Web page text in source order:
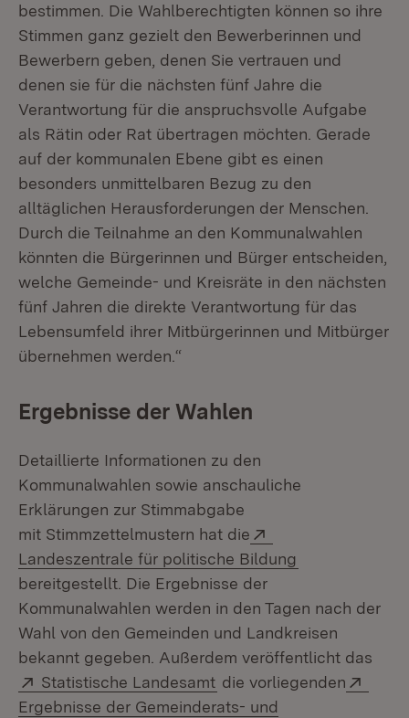
bestimmen. Die Wahlberechtigten können so ihre
Stimmen ganz gezielt den Bewerberinnen und
Bewerbern geben, denen Sie vertrauen und
denen sie für die nächsten fünf Jahre die
Verantwortung für die anspruchsvolle Aufgabe
als Rätin oder Rat übertragen möchten. Gerade
auf der kommunalen Ebene gibt es einen
besonders unmittelbaren Bezug zu den
alltäglichen Herausforderungen der Menschen.
Durch die Teilnahme an den Kommunalwahlen
könnten die Bürgerinnen und Bürger entscheiden,
welche Gemeinde- und Kreisräte in den nächsten
fünf Jahren die direkte Verantwortung für das
Lebensumfeld ihrer Mitbürgerinnen und Mitbürger
übernehmen werden.“
Ergebnisse der Wahlen
Detaillierte Informationen zu den
Kommunalwahlen sowie anschauliche
Erklärungen zur Stimmabgabe
mit Stimmzettelmustern hat die
Landeszentrale für politische Bildung
bereitgestellt. Die Ergebnisse der
Kommunalwahlen werden in den Tagen nach der
Wahl von den Gemeinden und Landkreisen
bekannt gegeben. Außerdem veröffentlicht das
Extern:
Statistische Landesamt (Öffnet in neuem Fenster)
die vorliegenden
Ergebnisse der Gemeinderats- und